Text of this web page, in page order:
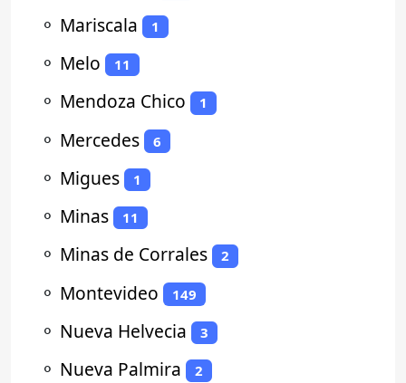
⚬ Mariscala 1
⚬ Melo 11
⚬ Mendoza Chico 1
⚬ Mercedes 6
⚬ Migues 1
⚬ Minas 11
⚬ Minas de Corrales 2
⚬ Montevideo 149
⚬ Nueva Helvecia 3
⚬ Nueva Palmira 2